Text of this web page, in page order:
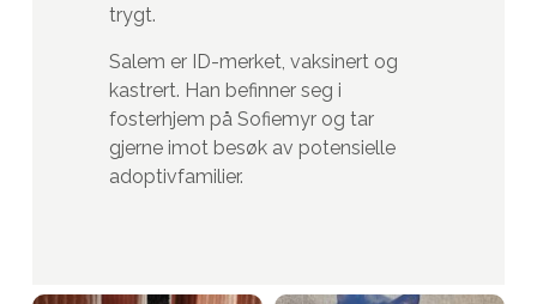
trygt.
Salem er ID-merket, vaksinert og
kastrert. Han befinner seg i
fosterhjem på Sofiemyr og tar
gjerne imot besøk av potensielle
adoptivfamilier.